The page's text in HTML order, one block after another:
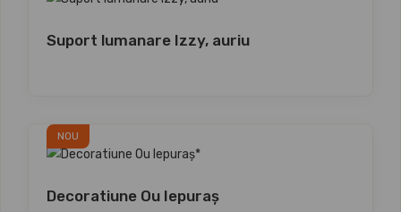
Suport lumanare Izzy, auriu
NOU
Decoratiune Ou Iepuraș